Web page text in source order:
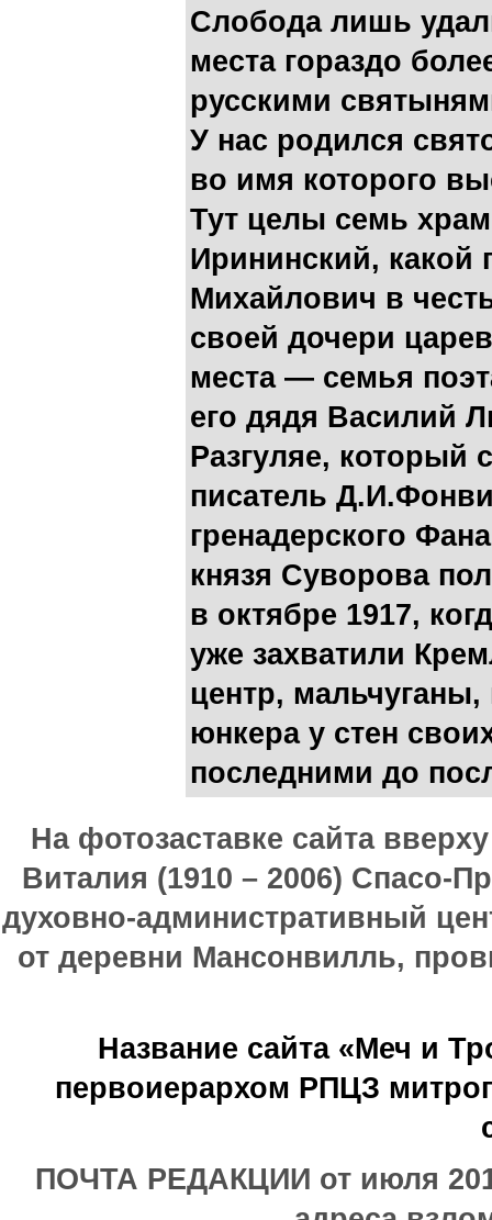
Слобода лишь
места гораздо
русскими
У нас родился
во имя которого
Тут целы семь
Ирининский, какой
Михайлович в
своей дочери
места — семья
его дядя Василий
Разгуляе, который
писатель
гренадерского
князя Суворова
в октябре 1917,
уже захватили
центр,
юнкера у стен
последними до
На фотозаставке сайта
Виталия (1910 – 2006) Спасо-
духовно-административный
от деревни Мансонвилль,
Название сайта «Меч и
первоиерархом РПЦЗ
ПОЧТА РЕДАКЦИИ от июля